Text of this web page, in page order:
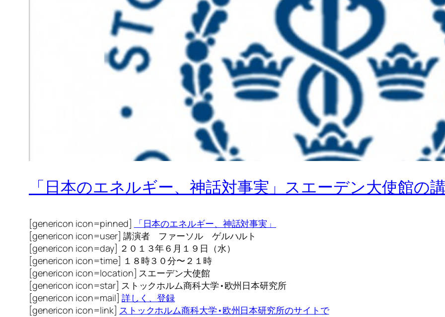
「日本のエネルギー、神話対事実」スエーデン大使館の
[genericon icon=pinned]
「日本のエネルギー、神話対事実」
[genericon icon=user] 講演者 ファーソル ゲルハルト
[genericon icon=day] ２０１３年６月１９日（水）
[genericon icon=time] １８時３０分〜２１時
[genericon icon=location] スエーデン大使館
[genericon icon=star] ストックホルム商科大学•欧州日本研究所
[genericon icon=mail] 詳しく、登録
[genericon icon=link] ストックホルム商科大学•欧州日本研究所のサイトで